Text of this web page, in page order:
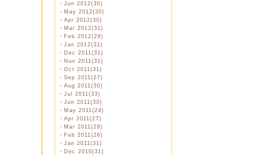
・ Jun 2012(30)
・ May 2012(30)
・ Apr 2012(30)
・ Mar 2012(31)
・ Feb 2012(29)
・ Jan 2012(31)
・ Dec 2011(31)
・ Nov 2011(31)
・ Oct 2011(31)
・ Sep 2011(27)
・ Aug 2011(30)
・ Jul 2011(33)
・ Jun 2011(30)
・ May 2011(24)
・ Apr 2011(27)
・ Mar 2011(29)
・ Feb 2011(26)
・ Jan 2011(31)
・ Dec 2010(31)